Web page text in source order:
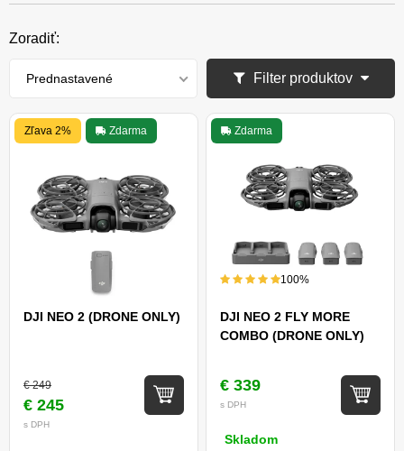
Zoradiť:
Prednastavené Filter produktov
Zľava 2% Zdarma
DJI NEO 2 (DRONE ONLY)
€ 249
€ 245
s DPH
Zdarma
100%
DJI NEO 2 FLY MORE
COMBO (DRONE ONLY)
€ 339
s DPH
Skladom